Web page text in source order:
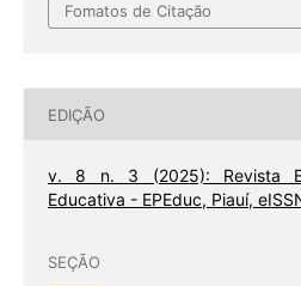
Fomatos de Citação
EDIÇÃO
v. 8 n. 3 (2025): Revista
Educativa - EPEduc, Piauí,
SEÇÃO